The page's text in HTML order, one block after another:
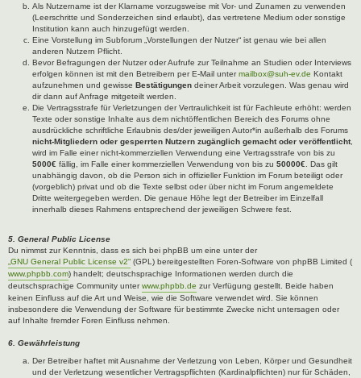
Als Nutzername ist der Klarname vorzugsweise mit Vor- und Zunamen zu verwenden
(Leerschritte und Sonderzeichen sind erlaubt), das vertretene Medium oder sonstige
Institution kann auch hinzugefügt werden.
Eine Vorstellung im Subforum „Vorstellungen der Nutzer“ ist genau wie bei allen
anderen Nutzern Pflicht.
Bevor Befragungen der Nutzer oder Aufrufe zur Teilnahme an Studien oder Interviews
erfolgen können ist mit den Betreibern per E-Mail untermailbox@suh-ev.de Kontakt
aufzunehmen und gewisse Bestätigungen deiner Arbeit vorzulegen. Was genau wird
dir dann auf Anfrage mitgeteilt werden.
Die Vertragsstrafe für Verletzungen der Vertraulichkeit ist für Fachleute erhöht: werden
Texte oder sonstige Inhalte aus dem nichtöffentlichen Bereich des Forums ohne
ausdrückliche schriftliche Erlaubnis des/der jeweiligen Autor*in außerhalb des Forums
nicht-Mitgliedern oder gesperrten Nutzern zugänglich gemacht oder veröffentlicht,
wird im Falle einer nicht-kommerziellen Verwendung eine Vertragsstrafe von bis zu
5000€ fällig, im Falle einer kommerziellen Verwendung von bis zu 50000€ . Das gilt
unabhängig davon, ob die Person sich in offizieller Funktion im Forum beteiligt oder
(vorgeblich) privat und ob die Texte selbst oder über nicht im Forum angemeldete
Dritte weitergegeben werden. Die genaue Höhe legt der Betreiber im Einzelfall
innerhalb dieses Rahmens entsprechend der jeweiligen Schwere fest.
5. General Public License
Du nimmst zur Kenntnis, dass es sich bei phpBB um eine unter der
„GNU General Public License v2“ (GPL) bereitgestellten Foren-Software von phpBB Limited (
www.phpbb.com) handelt; deutschsprachige Informationen werden durch die
deutschsprachige Community unterwww.phpbb.de zur Verfügung gestellt. Beide haben
keinen Einfluss auf die Art und Weise, wie die Software verwendet wird. Sie können
insbesondere die Verwendung der Software für bestimmte Zwecke nicht untersagen oder
auf Inhalte fremder Foren Einfluss nehmen.
6. Gewährleistung
Der Betreiber haftet mit Ausnahme der Verletzung von Leben, Körper und Gesundheit
und der Verletzung wesentlicher Vertragspflichten (Kardinalpflichten) nur für Schäden,